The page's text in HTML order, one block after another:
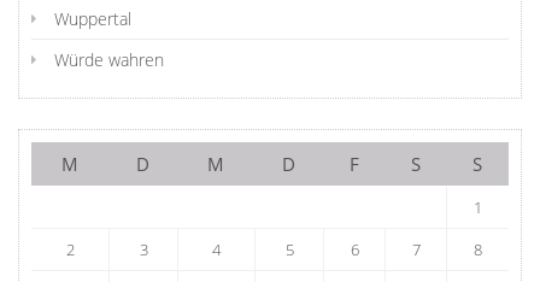
Wuppertal
Würde wahren
M D M D F S S
1
2
3 4 5 6 7
8